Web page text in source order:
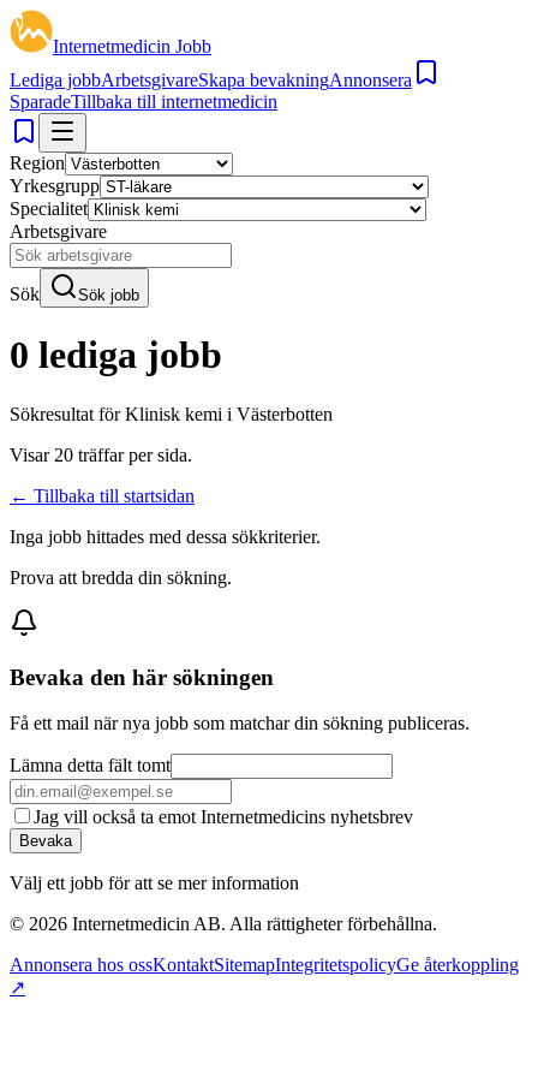
Internetmedicin Jobb
Lediga jobbArbetsgivareSkapa bevakningAnnonsera
SparadeTillbaka till internetmedicin
Region
Yrkesgrupp
Specialitet
Arbetsgivare
Sök Sök jobb
0 lediga jobb
Sökresultat förKlinisk kemi i Västerbotten
Visar 20 träffar per sida.
← Tillbaka till startsidan
Inga jobb hittades med dessa sökkriterier.
Prova att bredda din sökning.
Bevaka den här sökningen
Få ett mail när nya jobb som matchar din sökning publiceras.
Lämna detta fält tomt
Jag vill också ta emot Internetmedicins nyhetsbrev
Bevaka
Välj ett jobb för att se mer information
© 2026 Internetmedicin AB. Alla rättigheter förbehållna.
Annonsera hos ossKontaktSitemapIntegritetspolicyGe återkoppling
↗